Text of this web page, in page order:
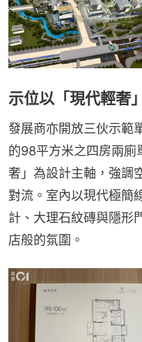
示位以「現代輕奢
發展商亦開放三伙示範
的98平方米之四房兩廁
奢」為設計主軸，強調
對流。室內以現代極簡
計、大理石紋磚與隱形
店般的氛圍。